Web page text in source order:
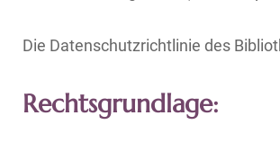
Die Datenschutzrichtlinie des
Rechtsgrundlage: